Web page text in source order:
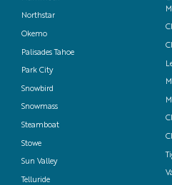
Northstar
Okemo
Palisades Tahoe
Park City
Snowbird
Snowmass
Steamboat
Stowe
Sun Valley
Telluride